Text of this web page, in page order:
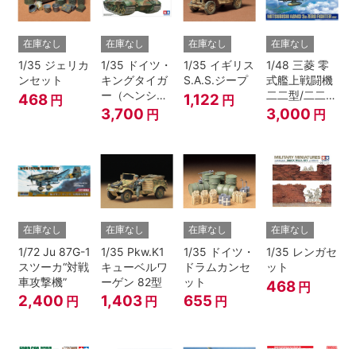
在庫なし
1/35 ジェリカ
ンセット
468 円
在庫なし
1/35 ドイツ・
キングタイガ
ー（ヘンシェ
ル砲塔）
3,700 円
在庫なし
1/35 イギリス
S.A.S.ジープ
1,122 円
在庫なし
1/48 三菱 零
式艦上戦闘機
二二型/二二型
甲
3,000 円
在庫なし
1/72 Ju 87G-1
スツーカ“対戦
車攻撃機”
2,400 円
在庫なし
1/35 Pkw.K1
キューベルワ
ーゲン 82型
1,403 円
在庫なし
1/35 ドイツ・
ドラムカンセ
ット
655 円
在庫なし
1/35 レンガセ
ット
468 円